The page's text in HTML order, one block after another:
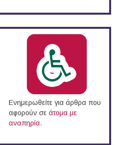
Ενημερωθείτε για άρθρα που
αφορούν σε άτομα με
αναπηρία.